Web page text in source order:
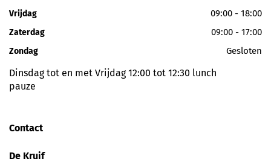
Vrijdag 09:00 - 18:00
Zaterdag 09:00 - 17:00
Zondag Gesloten
Dinsdag tot en met Vrijdag 12:00 tot 12:30 lunch
pauze
Contact
De Kruif